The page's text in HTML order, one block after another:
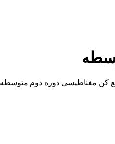
کن مغناطیسی دوره دوم متوسطه